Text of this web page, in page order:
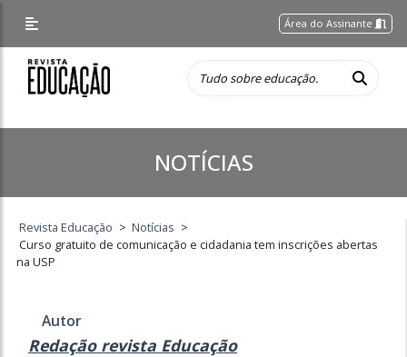
Área do Assinante
NOTÍCIAS
Revista Educação > Notícias >
Curso gratuito de comunicação e cidadania tem inscrições abertas
na USP
Autor
Redação revista Educação